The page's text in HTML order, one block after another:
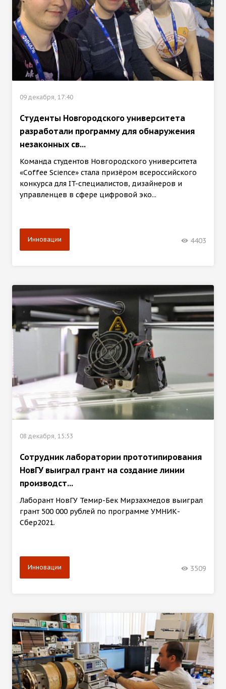
09 декабря, 17:40
Студенты Новгородского университета
разработали программу для обнаружения
незаконных св...
Команда студентов Новгородского университета
«Coffee Science» стала призёром всероссийского
конкурса для IT-специалистов, дизайнеров и
управленцев в сфере цифровой эко...
Инновации 4403
08 декабря, 15:53
Сотрудник лаборатории прототипирования
НовГУ выиграл грант на создание линии
производст...
Лаборант НовГУ Темир-Бек Мирзахмедов выиграл
грант 500 000 рублей по программе УМНИК-
Сбер2021.
Инновации 3509